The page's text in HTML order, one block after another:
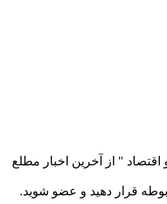
" از آخرین اخبار مطلع
قرار دهید و عضو شوید.